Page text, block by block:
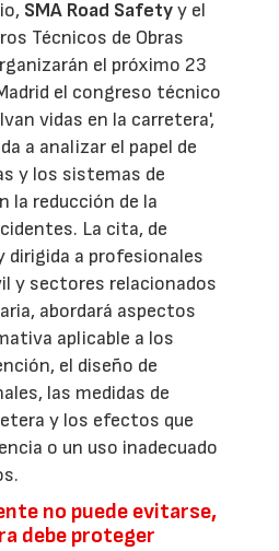
SMA Road Safetyy el
Técnicos de Obras
el próximo 23
el congreso técnico
vidas en la carretera',
a analizar el papel de
y los sistemas de
la reducción de la
La cita, de
a profesionales
y sectores relacionados
abordará aspectos
aplicable a los
el diseño de
las medidas de
y los efectos que
o un uso inadecuado
no puede evitarse,
debe proteger